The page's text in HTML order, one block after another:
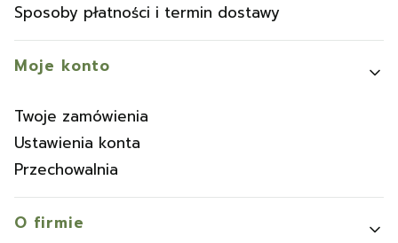
Sposoby płatności i termin dostawy
Moje konto
Twoje zamówienia
Ustawienia konta
Przechowalnia
O firmie